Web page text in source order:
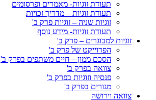
תעודת זוגיות- מאמרים ופרסומים
תעודת זוגיות – מדריך זכויות
זוגיות שניה – זוגיות פרק ב'
תעודת זוגיות- מידע נוסף
זוגיות למבוגרים – פרק ב'
הפרוייקט של פרק ב'
הסכם ממון – חיים משתפים בפרק ב'
צוואה בפרק ב'
פנסיה וזוגיות בפרק ב'
מגורים בפרק ב'
צוואה וירושה